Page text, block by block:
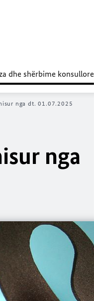
dhe shërbime konsullore
nga dt. 01.07.2025
nga